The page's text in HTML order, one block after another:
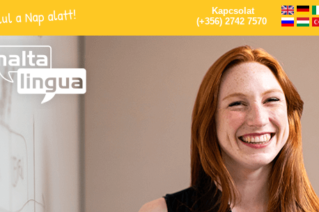
a Nap alatt!
Kapcsolat
(+356) 2742 7570